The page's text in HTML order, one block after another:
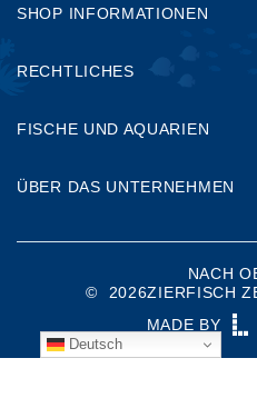
SHOP INFORMATIONEN
RECHTLICHES
FISCHE UND AQUARIEN
ÜBER DAS UNTERNEHMEN
© 2026ZIERFISCH
MADE BY
NACH
Deutsch